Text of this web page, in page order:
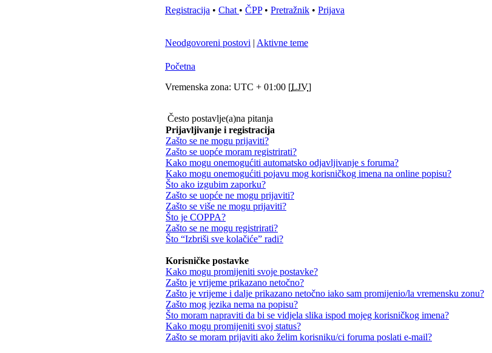
Registracija • Chat • ČPP• Pretražnik • Prijava
Neodgovoreni postovi | Aktivne teme
Početna
Vremenska zona: UTC + 01:00 [LJV]
Često postavlje(a)na pitanja
Prijavljivanje i registracija
Zašto se ne mogu prijaviti?
Zašto se uopće moram registrirati?
Kako mogu onemogućiti automatsko odjavljivanje s foruma?
Kako mogu onemogućiti pojavu mog korisničkog imena na online popisu?
Što ako izgubim zaporku?
Zašto se uopće ne mogu prijaviti?
Zašto se više ne mogu prijaviti?
Što je COPPA?
Zašto se ne mogu registrirati?
Što “Izbriši sve kolačiće” radi?
Korisničke postavke
Kako mogu promijeniti svoje postavke?
Zašto je vrijeme prikazano netočno?
Zašto je vrijeme i dalje prikazano netočno iako sam promijenio/la vremensku zonu?
Zašto mog jezika nema na popisu?
Što moram napraviti da bi se vidjela slika ispod mojeg korisničkog imena?
Kako mogu promijeniti svoj status?
Zašto se moram prijaviti ako želim korisniku/ci foruma poslati e-mail?